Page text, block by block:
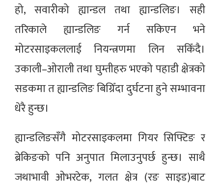
हो, सवारीको ह्यान्डल तथा ह्यान्डलिङ। सही
तरिकाले ह्यान्डलिङ गर्न सकिएन भने
मोटरसाइकललाई नियन्त्रणमा लिन सकिँदै।
उकाली–ओराली तथा घुम्तीहरु भएको पहाडी क्षेत्रको
सडकमा त ह्यान्डलिङ बिग्रिँदा दुर्घटना हुने सम्भावना
धेरै हुन्छ।
ह्यान्डलिङसँगै मोटरसाइकलमा गियर सिफ्टिङ र
ब्रेकिङको पनि अनुपात मिलाउनुपर्छ हुन्छ। साथै
जथाभावी ओभरटेक, गलत क्षेत्र (रङ साइड)बाट